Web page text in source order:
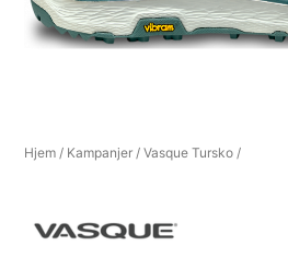
Hjem / Kampanjer /Vasque Tursko /